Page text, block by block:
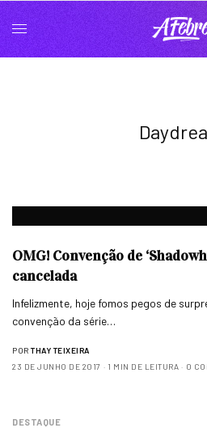
OMG! Convenção de
cancelada
Infelizmente, hoje fomos pegos de
convenção da série…
POR THAY TEIXEIRA
23 DE JUNHO DE 2017
1 MIN DE LEITURA 0
DESTAQUE